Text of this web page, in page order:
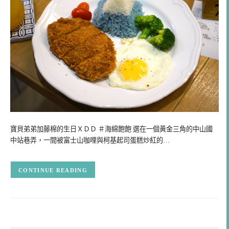
寶貝弟弟加藤棉的生日ＸＤＤ ＃海綿飽飽 選在一個黃金三角的中山國
中站巷弄，一間被富士山咖哩與柯基起司蛋糕炒紅的…
CONTINUE READING